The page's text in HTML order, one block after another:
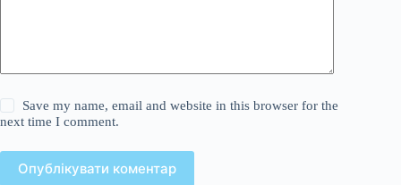
Save my name, email and website in this browser for the
next time I comment.
Опублікувати коментар